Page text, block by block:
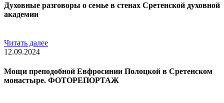
Духовные разговоры о семье в стенах Сретенской духовной
академии
Читать далее
12.09.2024
Мощи преподобной Евфросинии Полоцкой в Сретенском
монастыре. ФОТОРЕПОРТАЖ